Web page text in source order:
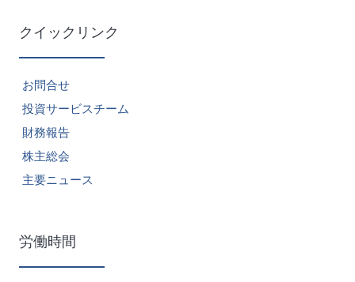
クイックリンク
お問合せ
投資サービスチーム
財務報告
株主総会
主要ニュース
労働時間